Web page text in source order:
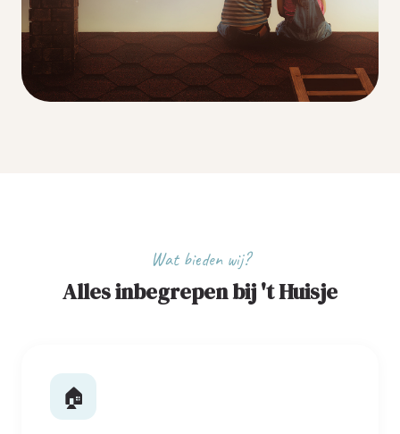
Wat bieden wij?
Alles inbegrepen bij 't Huisje
🏠